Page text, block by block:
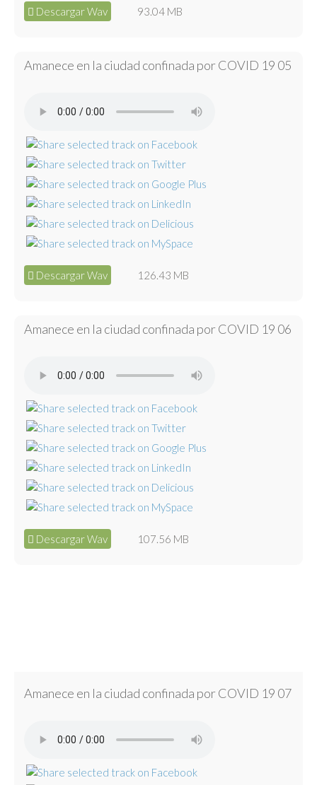
Descargar Wav 93.04 MB
Amanece en la ciudad confinada por COVID 19 05
Descargar Wav 126.43 MB
Amanece en la ciudad confinada por COVID 19 06
Descargar Wav 107.56 MB
Amanece en la ciudad confinada por COVID 19 07